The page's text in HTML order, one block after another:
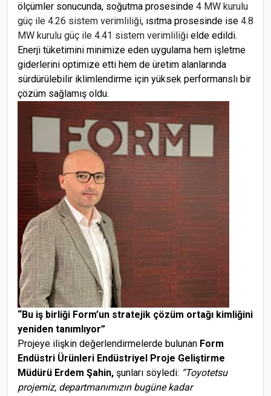
ölçümler sonucunda, soğutma prosesinde 4 MW kurulu
güç ile 4.26 sistem verimliliği, ısıtma prosesinde ise 4.8
MW kurulu güç ile 4.41 sistem verimliliği elde edildi.
Enerji tüketimini minimize eden uygulama hem işletme
giderlerini optimize etti hem de üretim alanlarında
sürdürülebilir iklimlendirme için yüksek performanslı bir
çözüm sağlamış oldu.
“Bu iş birliği Form’un stratejik çözüm ortağı kimliğini
yeniden tanımlıyor”
Projeye ilişkin değerlendirmelerde bulunan Form
Endüstri Ürünleri Endüstriyel Proje Geliştirme
Müdürü Erdem Şahin, şunları söyledi: “Toyotetsu
projemiz, departmanımızın bugüne kadar